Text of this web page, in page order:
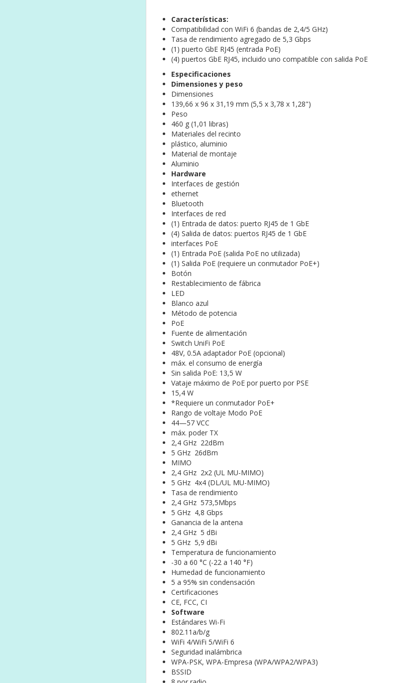
Características:
Compatibilidad con WiFi 6 (bandas de 2,4/5 GHz)
Tasa de rendimiento agregado de 5,3 Gbps
(1) puerto GbE RJ45 (entrada PoE)
(4) puertos GbE RJ45, incluido uno compatible con salida PoE
Especificaciones
Dimensiones y peso
Dimensiones
139,66 x 96 x 31,19 mm (5,5 x 3,78 x 1,28")
Peso
460 g (1,01 libras)
Materiales del recinto
plástico, aluminio
Material de montaje
Aluminio
Hardware
Interfaces de gestión
ethernet
Bluetooth
Interfaces de red
(1) Entrada de datos: puerto RJ45 de 1 GbE
(4) Salida de datos: puertos RJ45 de 1 GbE
interfaces PoE
(1) Entrada PoE (salida PoE no utilizada)
(1) Salida PoE (requiere un conmutador PoE+)
Botón
Restablecimiento de fábrica
LED
Blanco azul
Método de potencia
PoE
Fuente de alimentación
Switch UniFi PoE
48V, 0.5A adaptador PoE (opcional)
máx. el consumo de energía
Sin salida PoE: 13,5 W
Vataje máximo de PoE por puerto por PSE
15,4 W
*Requiere un conmutador PoE+
Rango de voltaje Modo PoE
44—57 VCC
máx. poder TX
2,4 GHz 22dBm
5 GHz 26dBm
MIMO
2,4 GHz 2x2 (UL MU-MIMO)
5 GHz 4x4 (DL/UL MU-MIMO)
Tasa de rendimiento
2,4 GHz 573,5Mbps
5 GHz 4,8 Gbps
Ganancia de la antena
2,4 GHz 5 dBi
5 GHz 5,9 dBi
Temperatura de funcionamiento
-30 a 60 °C (-22 a 140 °F)
Humedad de funcionamiento
5 a 95% sin condensación
Certificaciones
CE, FCC, CI
Software
Estándares Wi-Fi
802.11a/b/g
WiFi 4/WiFi 5/WiFi 6
Seguridad inalámbrica
WPA-PSK, WPA-Empresa (WPA/WPA2/WPA3)
BSSID